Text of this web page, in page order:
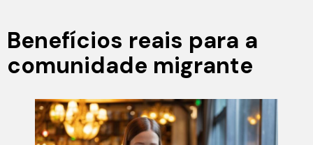
Benefícios reais para a
comunidade migrante